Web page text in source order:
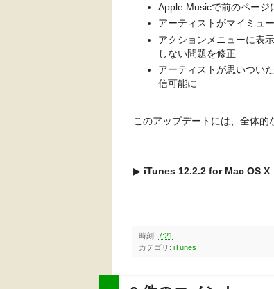
Apple Musicで前のページ
アーティストがマイミュ
アクションメニューに表
しない問題を修正
アーティストが思いつい
信可能に
このアップデートには、全体的
▶︎ iTunes 12.2.2 for Mac OS X
時刻: 7:21
カテゴリ: iTunes